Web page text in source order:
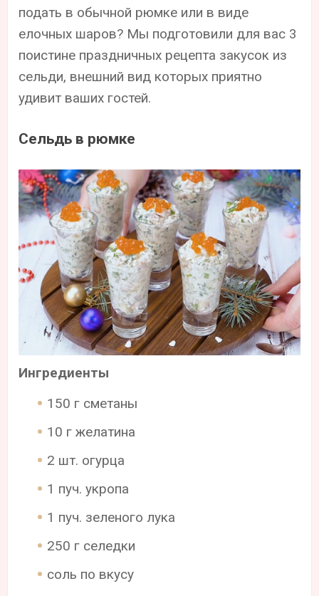
подать в обычной рюмке или в виде
елочных шаров? Мы подготовили для вас 3
поистине праздничных рецепта закусок из
сельди, внешний вид которых приятно
удивит ваших гостей.
Сельдь в рюмке
Ингредиенты
150 г сметаны
10 г желатина
2 шт. огурца
1 пуч. укропа
1 пуч. зеленого лука
250 г селедки
соль по вкусу